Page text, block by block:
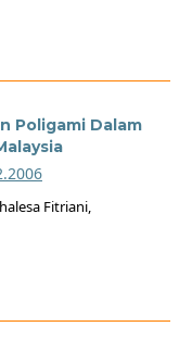
Poligami Dalam
Fitriani,